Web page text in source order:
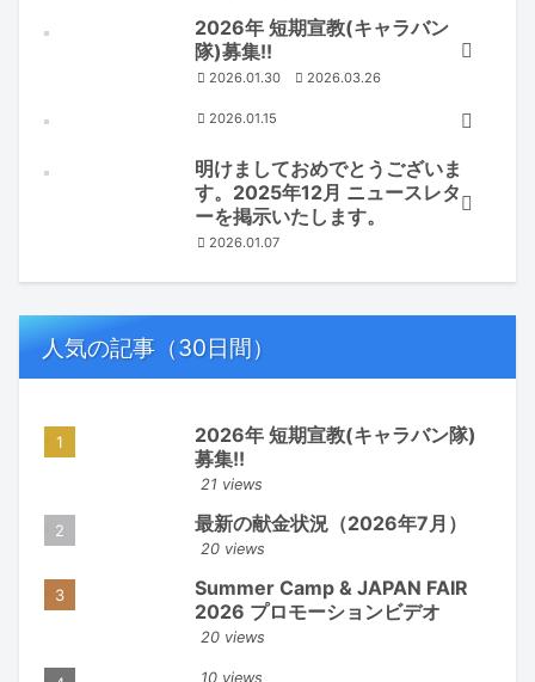
2026年 短期宣教(キャラバン
隊)募集!!
2026.01.30 2026.03.26
2026.01.15
明けましておめでとうございま
す。2025年12月 ニュースレタ
ーを掲示いたします。
2026.01.07
人気の記事（30日間）
2026年 短期宣教(キャラバン隊)
募集!!
21 views
最新の献金状況（2026年7月）
20 views
Summer Camp & JAPAN FAIR
2026 プロモーションビデオ
20 views
10 views